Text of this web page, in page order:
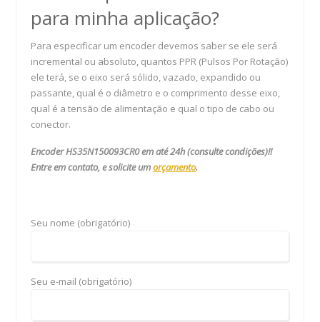
para minha aplicação?
Para especificar um encoder devemos saber se ele será
incremental ou absoluto, quantos PPR (Pulsos Por Rotação)
ele terá, se o eixo será sólido, vazado, expandido ou
passante, qual é o diâmetro e o comprimento desse eixo,
qual é a tensão de alimentação e qual o tipo de cabo ou
conector.
Encoder HS35N150093CR0 em até 24h (consulte condições)!!
Entre em contato, e solicite umorçamento.
Seu nome (obrigatório)
Seu e-mail (obrigatório)